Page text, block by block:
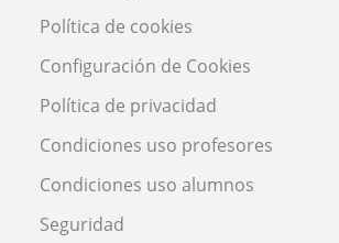
Política de cookies
Configuración de Cookies
Política de privacidad
Condiciones uso profesores
Condiciones uso alumnos
Seguridad